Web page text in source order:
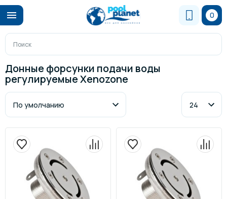
0
Донные форсунки подачи воды
регулируемые Xenozone